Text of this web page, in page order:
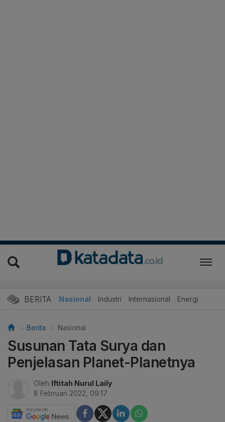
BERITA Nasional Industri Internasional Energi
Berita Nasional
Susunan Tata Surya dan
Penjelasan Planet-Planetnya
Oleh Iftitah Nurul Laily
8 Februari 2022, 09:17